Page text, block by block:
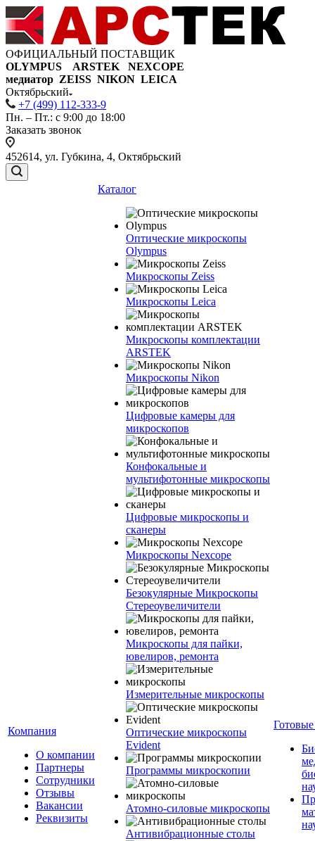
ОФИЦИАЛЬНЫЙ ПОСТАВЩИК
OLYMPUS ARSTEK NEXCOPE
медиатор ZEISS NIKON LEICA
Октябрьский
+7 (499) 112-333-9
Пн. – Пт.: с 9:00 до 18:00
Заказать звонок
452614, ул. Губкина, 4, Октябрьский
Компания
О компании
Партнеры
Сотрудники
Отзывы
Вакансии
Реквизиты
Каталог
Оптические микроскопы
Olympus
Микроскопы Zeiss
Микроскопы Leica
Микроскопы комплектации
ARSTEK
Микроскопы Nikon
Цифровые камеры для
микроскопов
Конфокальные и
мультифотонные микроскопы
Цифровые микроскопы и
сканеры
Микроскопы Nexcope
Безокулярные Микроскопы
Стереоувеличители
Микроскопы для пайки,
ювелиров, ремонта
Измерительные микроскопы
Оптические микроскопы
Evident
Программы микроскопии
Атомно-силовые микроскопы
Антивибрационные столы